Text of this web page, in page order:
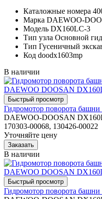
Каталожные номера
Марка DAEWOO-
Модель DX160LC-3
Тип узла Основной
Тип Гусеничный
Код doodx1603mp
В наличии
Гидромотор поворота башни
DAEWOO-DOOSAN
170303-00068, 130426-00022
Уточняйте цену
В наличии
Гидромотор поворота башни